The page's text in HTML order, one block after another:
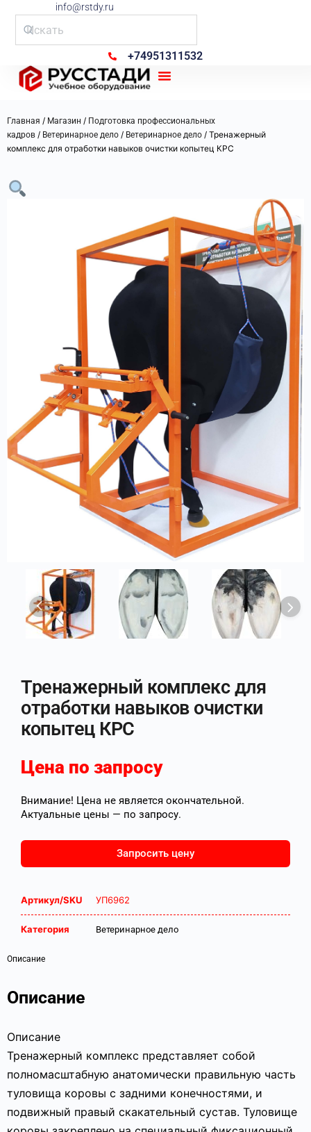
info@rstdy.ru
+74951311532
Главная / Магазин / Подготовка профессиональных
кадров / Ветеринарное дело / Ветеринарное дело / Тренажерный
комплекс для отработки навыков очистки копытец КРС
Тренажерный комплекс для
отработки навыков очистки
копытец КРС
Цена по запросу
Внимание! Цена не является окончательной.
Актуальные цены — по запросу.
Запросить цену
Артикул/SKU УП6962
Категория Ветеринарное дело
Описание
Описание
Описание
Тренажерный комплекс представляет собой
полномасштабную анатомически правильную часть
туловища коровы с задними конечностями, и
подвижный правый скакательный сустав. Туловище